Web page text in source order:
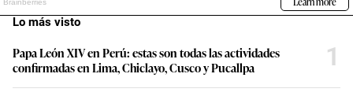
Lo más visto
Papa León XIV en Perú: estas son todas las actividades
confirmadas en Lima, Chiclayo, Cusco y Pucallpa
1